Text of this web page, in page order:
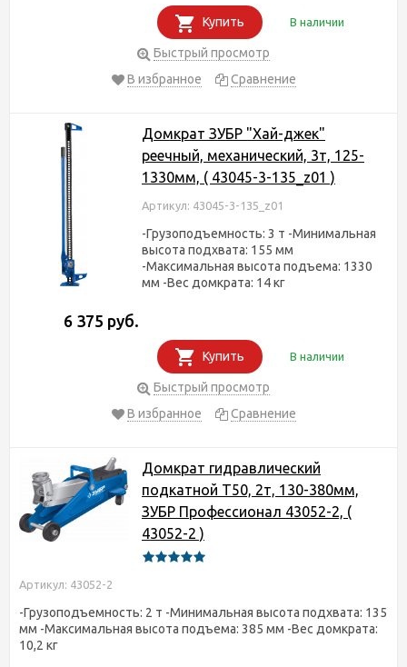
Купить В наличии
Быстрый просмотр
В избранное
Сравнение
Домкрат ЗУБР "Хай-джек"
реечный, механический, 3т, 125-
1330мм, ( 43045-3-135_z01 )
Артикул: 43045-3-135_z01
-Грузоподъемность: 3 т -Минимальная
высота подхвата: 155 мм
-Максимальная высота подъема: 1330
мм -Вес домкрата: 14 кг
6 375 руб.
Купить В наличии
Быстрый просмотр
В избранное
Сравнение
Домкрат гидравлический
подкатной T50, 2т, 130-380мм,
ЗУБР Профессионал 43052-2, (
43052-2 )
Артикул: 43052-2
-Грузоподъемность: 2 т -Минимальная высота подхвата: 135
мм -Максимальная высота подъема: 385 мм -Вес домкрата:
10,2 кг